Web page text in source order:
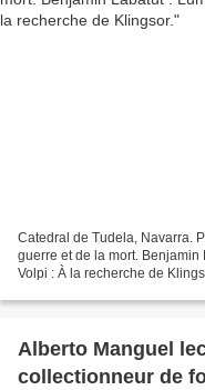
Catedral de Tudela, Navarra.
guerre et de la mort.
Volpi : À la recherche de
Alberto Manguel
collectionneur de